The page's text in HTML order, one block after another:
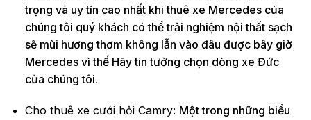
trọng và uy tín cao nhất khi thuê xe Mercedes của
chúng tôi quý khách có thể trải nghiệm nội thất sạch
sẽ mùi hương thơm không lẫn vào đâu được bây giờ
Mercedes vì thế Hãy tin tưởng chọn dòng xe Đức
của chúng tôi.
Cho thuê xe cưới hỏi Camry: Một trong những biểu